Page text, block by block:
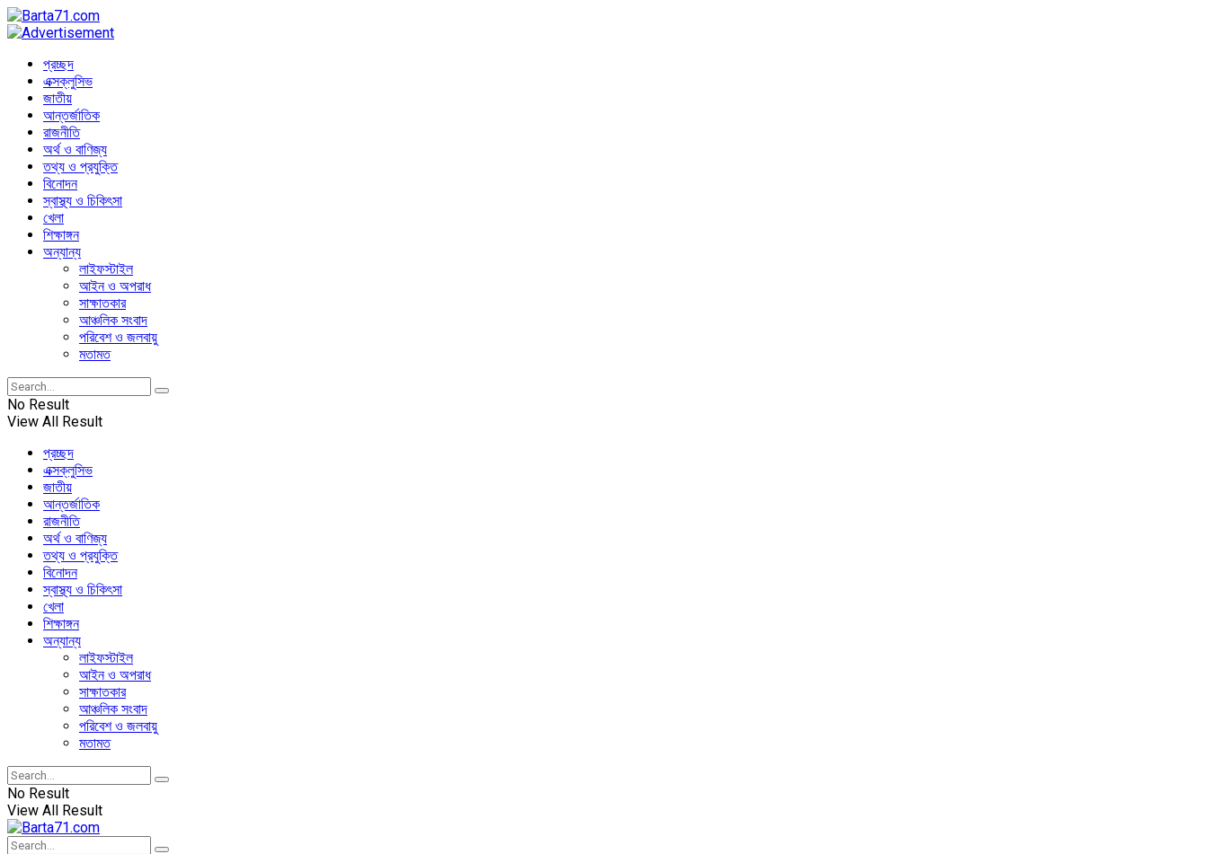
প্রচ্ছদ
এক্সক্লুসিভ
জাতীয়
আন্তর্জাতিক
রাজনীতি
অর্থ ও বাণিজ্য
তথ্য ও প্রযুক্তি
বিনোদন
স্বাস্থ্য ও চিকিৎসা
খেলা
শিক্ষাঙ্গন
অন্যান্য
লাইফস্টাইল
আইন ও অপরাধ
সাক্ষাতকার
আঞ্চলিক সংবাদ
পরিবেশ ও জলবায়ু
মতামত
No Result
View All Result
প্রচ্ছদ
এক্সক্লুসিভ
জাতীয়
আন্তর্জাতিক
রাজনীতি
অর্থ ও বাণিজ্য
তথ্য ও প্রযুক্তি
বিনোদন
স্বাস্থ্য ও চিকিৎসা
খেলা
শিক্ষাঙ্গন
অন্যান্য
লাইফস্টাইল
আইন ও অপরাধ
সাক্ষাতকার
আঞ্চলিক সংবাদ
পরিবেশ ও জলবায়ু
মতামত
No Result
View All Result